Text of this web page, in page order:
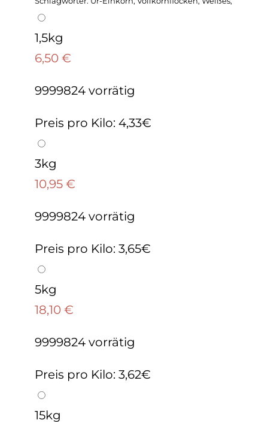
1,5kg
6,50 €
9999824 vorrätig
Preis pro Kilo: 4,33€
3kg
10,95 €
9999824 vorrätig
Preis pro Kilo: 3,65€
5kg
18,10 €
9999824 vorrätig
Preis pro Kilo: 3,62€
15kg